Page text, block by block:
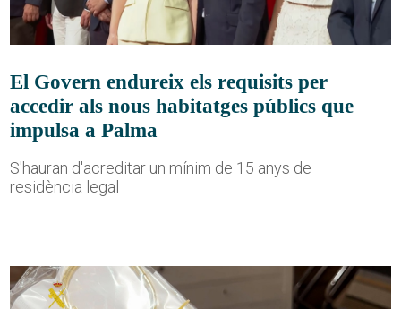
El Govern endureix els requisits per
accedir als nous habitatges públics que
impulsa a Palma
S'hauran d'acreditar un mínim de 15 anys de
residència legal